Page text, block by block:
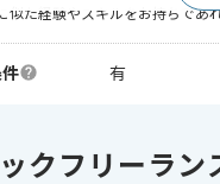
似た経験やスキルをお持ちであ
有
クフリーラン